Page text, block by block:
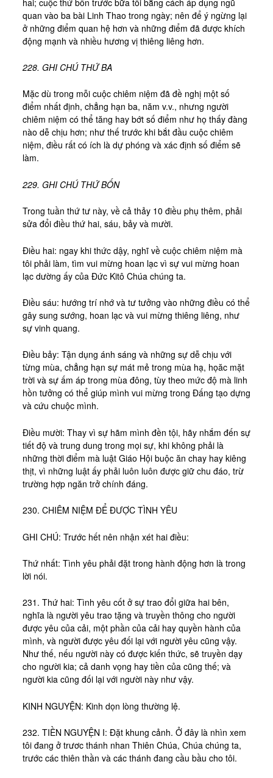
quan vào ba bài Linh Thao trong ngày; nên để ý ngừng lại
ở những điểm quan hệ hơn và những điểm đã được khích
động mạnh và nhiều hương vị thiêng liêng hơn.
228. GHI CHÚ THỨ BA
Mặc dù trong mỗi cuộc chiêm niệm đã đề nghị một số
điểm nhất định, chẳng hạn ba, năm v.v., nhưng người
chiêm niệm có thể tăng hay bớt số điểm như họ thấy đàng
nào dễ chịu hơn; như thế trước khi bắt đầu cuộc chiêm
niệm, điều rất có ích là dự phóng và xác định số điểm sẽ
làm.
229. GHI CHÚ THỨ BỐN
Trong tuần thứ tư này, về cả thảy 10 điều phụ thêm, phải
sửa đổi điều thứ hai, sáu, bảy và mười.
Điều hai: ngay khi thức dậy, nghĩ về cuộc chiêm niệm mà
tôi phải làm, tìm vui mừng hoan lạc vì sự vui mừng hoan
lạc dường ấy của Đức Kitô Chúa chúng ta.
Điều sáu: hướng trí nhớ và tư tưởng vào những điều có thể
gây sung sướng, hoan lạc và vui mừng thiêng liêng, như
sự vinh quang.
Điều bảy: Tận dụng ánh sáng và những sự dễ chịu với
từng mùa, chẳng hạn sự mát mẻ trong mùa hạ, họăc mặt
trời và sự ấm áp trong mùa đông, tùy theo mức độ mà linh
hồn tưởng có thể giúp mình vui mừng trong Đấng tạo dựng
và cứu chuộc mình.
Điều mười: Thay vì sự hãm mình đền tội, hãy nhắm đến sự
tiết độ và trung dung trong mọi sự, khi không phải là
những thời điểm mà luật Giáo Hội buộc ăn chay hay kiêng
thịt, vì những luật ấy phải luôn luôn được giữ chu đáo, trừ
trường hợp ngăn trở chính đáng.
230. CHIÊM NIỆM ĐỂ ĐƯỢC TÌNH YÊU
GHI CHÚ: Trước hết nên nhận xét hai điều:
Thứ nhất: Tình yêu phải đặt trong hành động hơn là trong
lời nói.
231. Thứ hai: Tình yêu cốt ở sự trao đổi giữa hai bên,
nghĩa là người yêu trao tặng và truyền thông cho người
được yêu của cải, một phần của cải hay quyền hành của
mình, và người được yêu đối lại với người yêu cũng vậy.
Như thế, nếu người này có được kiến thức, sẽ truyền dạy
cho người kia; cả danh vọng hay tiền của cũng thế; và
người kia cũng đối lại với người này như vậy.
KINH NGUYỆN: Kinh dọn lòng thường lệ.
232. TIỀN NGUYỆN I: Đặt khung cảnh. Ở đây là nhìn xem
tôi đang ở trươc thánh nhan Thiên Chúa, Chúa chúng ta,
trước các thiên thần và các thánh đang cầu bầu cho tôi.